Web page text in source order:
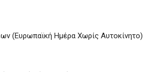
(Ευρωπαϊκή Ημέρα Χωρίς Αυτοκίνητο)